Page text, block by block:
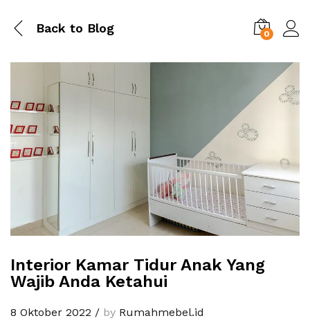
Back to Blog 0
Interior Kamar Tidur Anak Yang
Wajib Anda Ketahui
8 Oktober 2022 / by Rumahmebel.id